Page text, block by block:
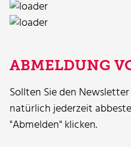
ABMELDUNG
Sollten Sie den
natürlich jederzeit
"Abmelden" klicken.